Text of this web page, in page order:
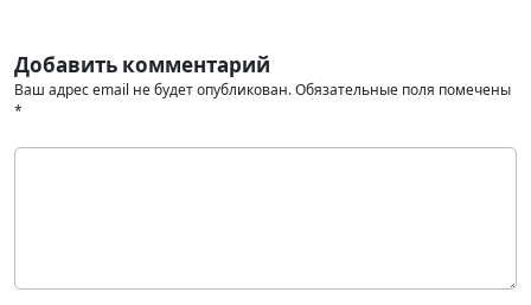
Добавить комментарий
Ваш адрес email не будет опубликован.Обязательные поля помечены
*